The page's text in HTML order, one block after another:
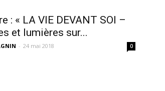
: « LA VIE DEVANT SOI –
et lumières sur...
- 24 mai 2018 0